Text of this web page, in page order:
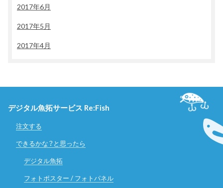
2017年6月
2017年5月
2017年4月
デジタル魚拓サービス Re:Fish
注文する
できるかな？と思ったら
デジタル魚拓
フォトポスター / フォトパネル